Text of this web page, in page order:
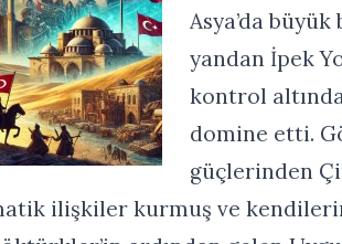
Asya’da
yandan İpek
kontrol
domine etti.
güçlerinden
ilişkiler kurmuş ve